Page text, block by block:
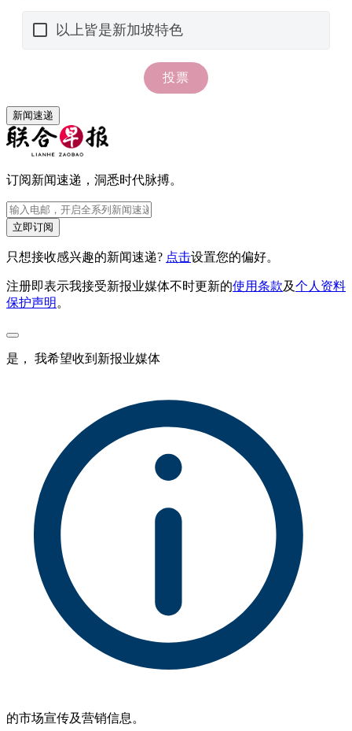
新闻速递
订阅新闻速递，洞悉时代脉搏。
立即订阅
只想接收感兴趣的新闻速递? 点击设置您的偏好。
注册即表示我接受新报业媒体不时更新的使用条款及个人资料
保护声明 。
是， 我希望收到新报业媒体
的市场宣传及营销信息。